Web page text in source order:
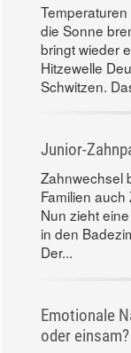
die Sonne
bringt wieder
Hitzewelle
Schwitzen.
Junior-
Zahnwechsel
Familien
Nun zieht
in den
Der...
Emotionale
oder einsam?